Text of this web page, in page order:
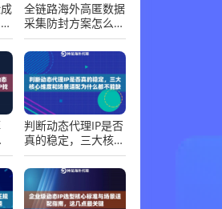
全链路海外高匿数据
采集防封方案怎么
请求伪装详述
判断动态代理IP是否
真的稳定，三大核心
么都不能缺